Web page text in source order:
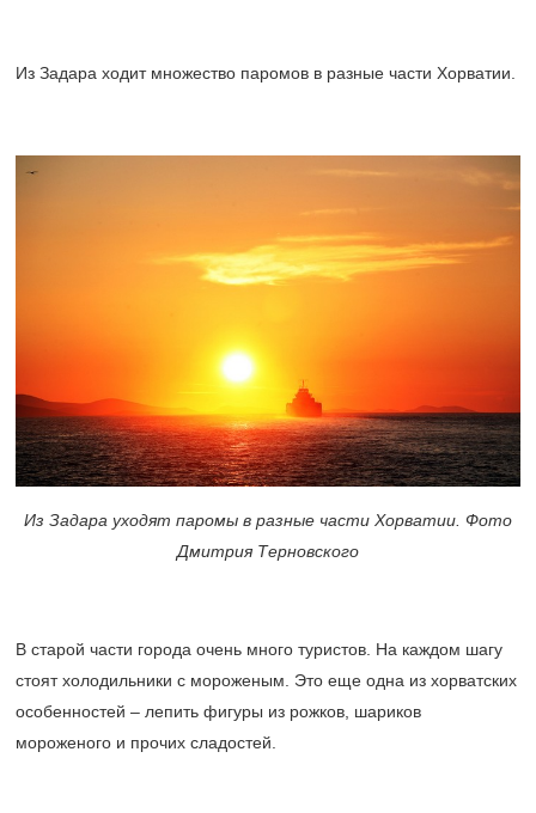
Из Задара ходит множество паромов в разные части Хорватии.
Из Задара уходят паромы в разные части Хорватии. Фото
Дмитрия Терновского
В старой части города очень много туристов. На каждом шагу
стоят холодильники с мороженым. Это еще одна из хорватских
особенностей – лепить фигуры из рожков, шариков
мороженого и прочих сладостей.